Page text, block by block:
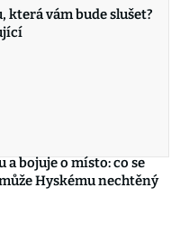
která vám bude slušet?
a bojuje o místo: co se
Hyskému nechtěný